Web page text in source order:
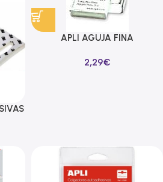
APLI AGUJA FINA
ETIQUETADORA 101546 – 5 UD.
2,29€